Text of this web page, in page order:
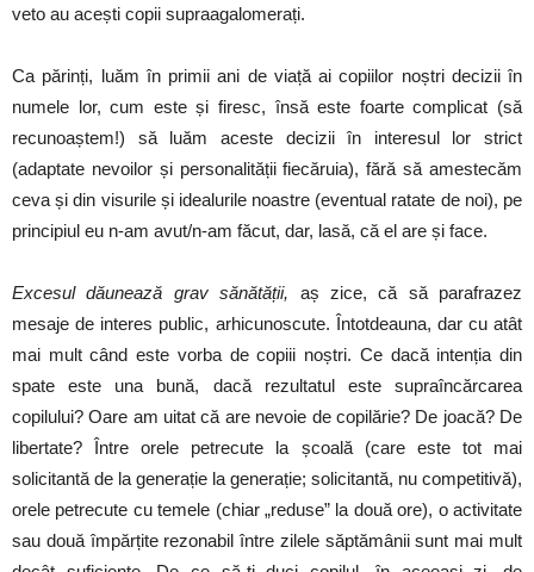
veto au acești copii supraagalomerați.
Ca părinți, luăm în primii ani de viață ai copiilor noștri decizii în
numele lor, cum este și firesc, însă este foarte complicat (să
recunoaștem!) să luăm aceste decizii în interesul lor strict
(adaptate nevoilor și personalității fiecăruia), fără să amestecăm
ceva și din visurile și idealurile noastre (eventual ratate de noi), pe
principiul eu n-am avut/n-am făcut, dar, lasă, că el are și face.
Excesul dăunează grav sănătății, aș zice, că să parafrazez
mesaje de interes public, arhicunoscute. Întotdeauna, dar cu atât
mai mult când este vorba de copiii noștri. Ce dacă intenția din
spate este una bună, dacă rezultatul este supraîncărcarea
copilului? Oare am uitat că are nevoie de copilărie? De joacă? De
libertate? Între orele petrecute la școală (care este tot mai
solicitantă de la generație la generație; solicitantă, nu competitivă),
orele petrecute cu temele (chiar „reduse” la două ore), o activitate
sau două împărțite rezonabil între zilele săptămânii sunt mai mult